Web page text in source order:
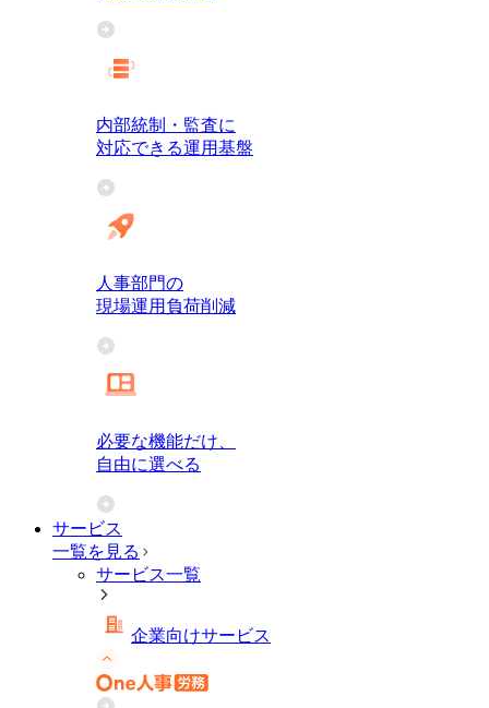
内部統制・監査に
対応できる運用基盤
人事部門の
現場運用負荷削減
必要な機能だけ、
自由に選べる
サービス
一覧を見る
サービス一覧
企業向けサービス